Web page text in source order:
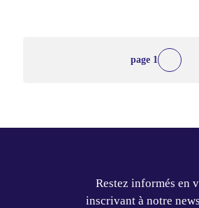
1
Restez informés en
inscrivant à notre